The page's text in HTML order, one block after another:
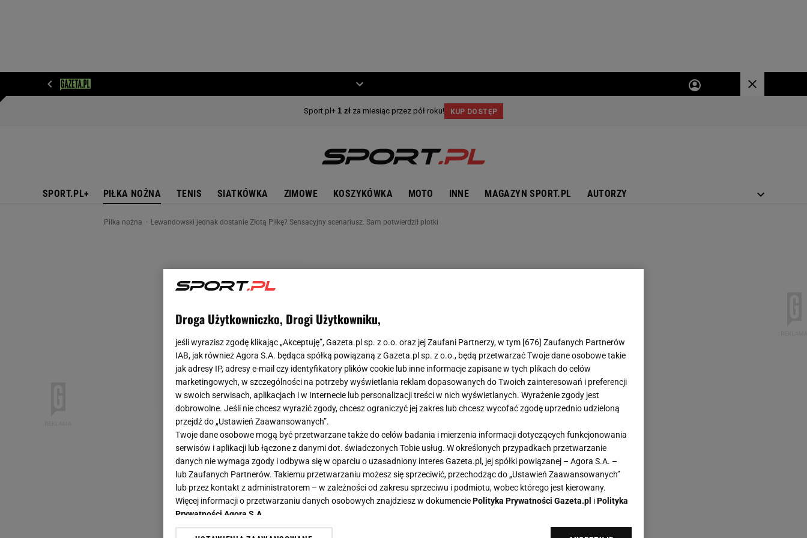
SPORT.PL+ PIŁKA NOŻNA TENIS SIATKÓWKA ZIMOWE KOSZYKÓWKA MOTO INNE MAGAZYN SPORT.PL AUTORZY
Piłka nożna Lewandowski jednak dostanie Złotą Piłkę? Sensacyjny scenariusz. Sam potwierdził plotki
Droga Użytkowniczko, Drogi Użytkowniku,
jeśli wyrazisz zgodę klikając „Akceptuję”, Gazeta.pl sp. z o.o. oraz jej Zaufani Partnerzy, w tym [676] Zaufanych Partnerów
IAB, jak również Agora S.A. będąca spółką powiązaną z Gazeta.pl sp. z o.o., będą przetwarzać Twoje dane osobowe takie
jak adresy IP, adresy e-mail czy identyfikatory plików cookie lub inne informacje zapisane w tych plikach do celów
marketingowych, w szczególności na potrzeby wyświetlania reklam dopasowanych do Twoich zainteresowań i preferencji
w swoich serwisach, aplikacjach i w Internecie lub personalizacji treści w nich wyświetlanych. Wyrażenie zgody jest
dobrowolne. Jeśli nie chcesz wyrazić zgody, chcesz ograniczyć jej zakres lub chcesz wycofać zgodę uprzednio udzieloną
przejdź do „Ustawień Zaawansowanych”.
Twoje dane osobowe mogą być przetwarzane także do celów badania i mierzenia informacji dotyczących funkcjonowania
serwisów i aplikacji lub łączone z danymi dot. świadczonych Tobie usług. W określonych przypadkach przetwarzanie
danych nie wymaga zgody i odbywa się w oparciu o uzasadniony interes Gazeta.pl, jej spółki powiązanej – Agora S.A. –
lub Zaufanych Partnerów. Takiemu przetwarzaniu możesz się sprzeciwić, przechodząc do „Ustawień Zaawansowanych”
lub przez kontakt z administratorem – w zależności od zakresu sprzeciwu i podmiotu, wobec którego jest kierowany.
Więcej informacji o przetwarzaniu danych osobowych znajdziesz w dokumenciePolityka Prywatności Gazeta.pl iPolityka
Prywatności Agora S.A.